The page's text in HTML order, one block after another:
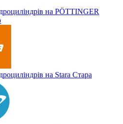
на PÖTTINGER
на Stara Стара